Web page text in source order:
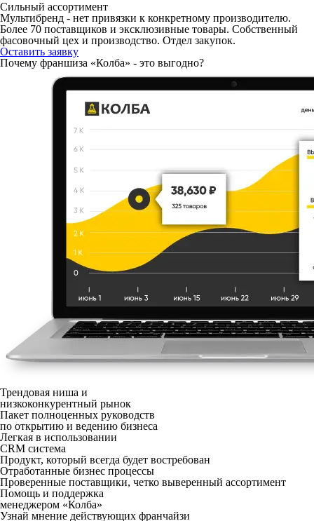
Сильный ассортимент
Мультибренд - нет привязки к конкретному производителю.
Более 70 поставщиков и эксклюзивные товары. Собственный
фасовочный цех и производство. Отдел закупок.
Оставить заявку
Почему франшиза «Колба» - это выгодно?
Трендовая ниша и
низкоконкурентный рынок
Пакет полноценных руководств
по открытию и ведению бизнеса
Легкая в использовании
CRM система
Продукт, который всегда будет востребован
Отработанные бизнес процессы
Проверенные поставщики, четко выверенный ассортимент
Помощь и поддержка
менеджером «Колба»
Узнай мнение действующих франчайзи